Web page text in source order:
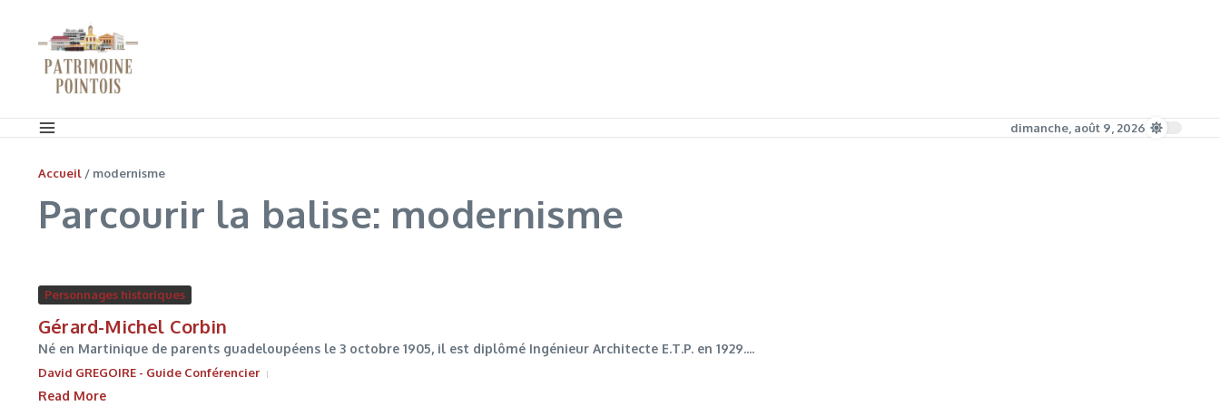
dimanche, août 9, 2026
Accueil / modernisme
Parcourir la balise: modernisme
Personnages historiques
Gérard-Michel Corbin
Né en Martinique de parents guadeloupéens le 3 octobre 1905, il est diplômé Ingénieur Architecte E.T.P. en 1929....
David GREGOIRE - Guide Conférencier
Read More